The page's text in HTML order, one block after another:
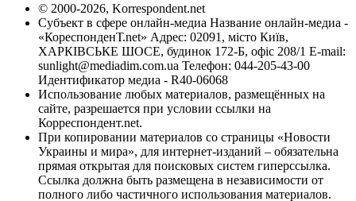
© 2000-2026, Korrespondent.net
Субъект в сфере онлайн-медиа Название онлайн-медиа -
«КореспонденТ.net» Адрес: 02091, місто Київ,
ХАРКІВСЬКЕ ШОСЕ, будинок 172-Б, офіс 208/1 E-mail:
sunlight@mediadim.com.ua Телефон: 044-205-43-00
Идентификатор медиа - R40-06068
Использование любых материалов, размещённых на
сайте, разрешается при условии ссылки на
Корреспондент.net.
При копировании материалов со страницы «Новости
Украины и мира», для интернет-изданий – обязательна
прямая открытая для поисковых систем гиперссылка.
Ссылка должна быть размещена в независимости от
полного либо частичного использования материалов.